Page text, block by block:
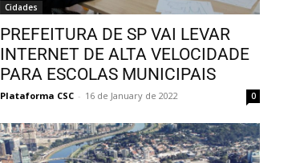
Cidades
PREFEITURA DE SP VAI LEVAR
INTERNET DE ALTA VELOCIDADE
PARA ESCOLAS MUNICIPAIS
Plataforma CSC - 16 de January de 2022 0